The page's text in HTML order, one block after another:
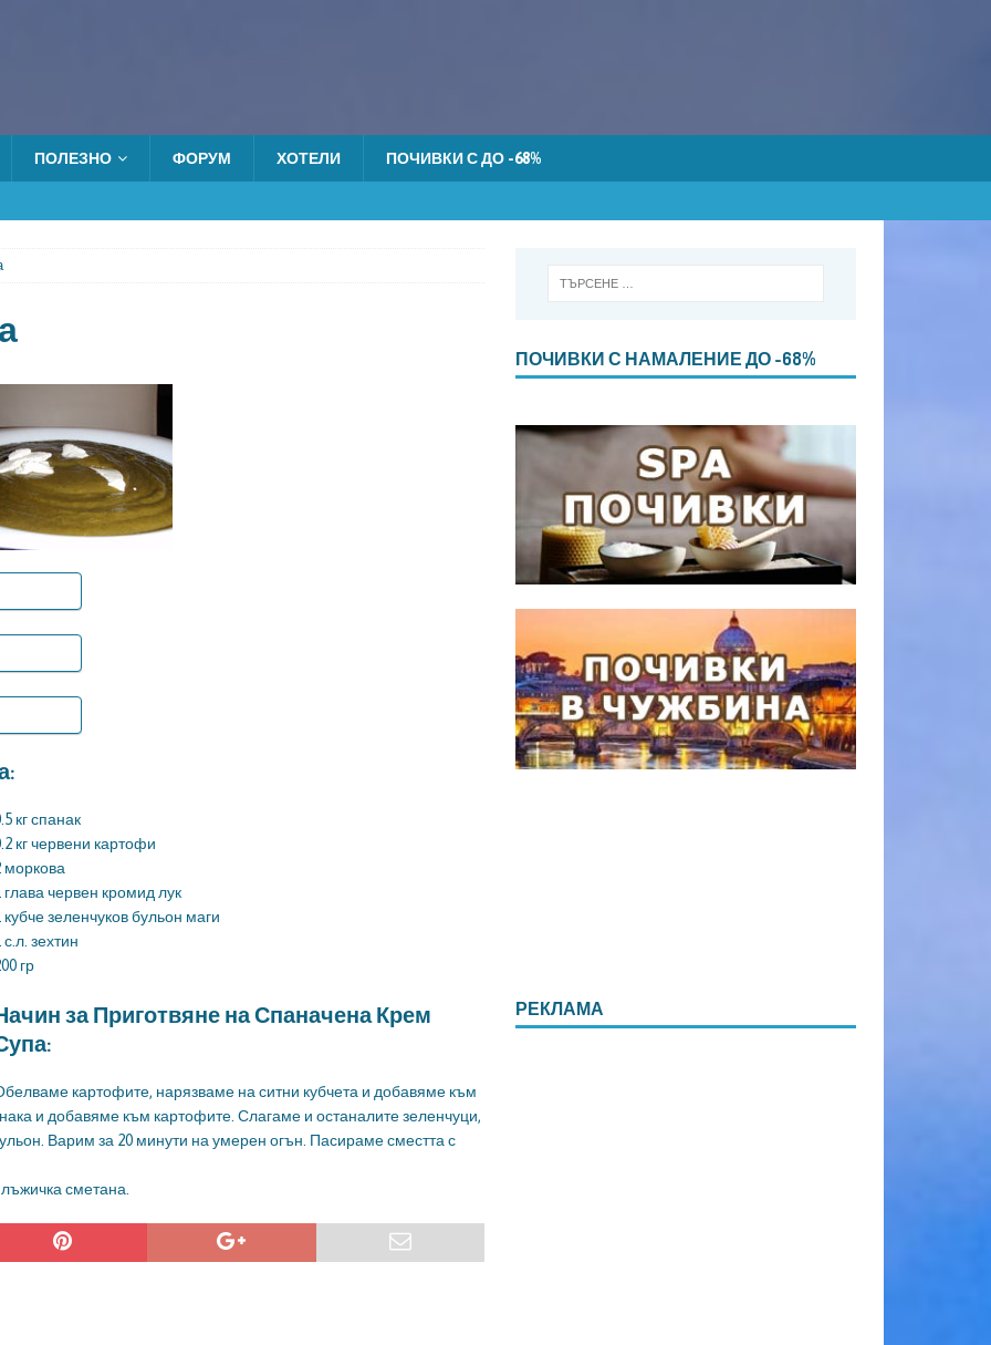
ПОЛЕЗНО ФОРУМ ХОТЕЛИ ПОЧИВКИ С ДО -68%
кг спанак
кг червени картофи
моркова
глава червен кромид лук
кубче зеленчуков бульон маги
с.л. зехтин
гр
за Приготвяне на Спаначена Крем
картофите, нарязваме на ситни кубчета и добавяме към
и добавяме към картофите. Слагаме и останалите зеленчуци,
Варим за 20 минути на умерен огън. Пасираме сместта с
сметана.
ПОЧИВКИ С НАМАЛЕНИЕ ДО -68%
РЕКЛАМА